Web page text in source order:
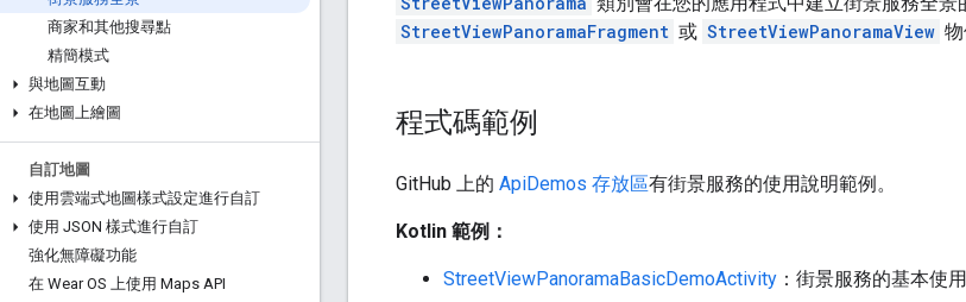
商家和其他搜尋點
精簡模式
與地圖互動
在地圖上繪圖
自訂地圖
使用雲端式地圖樣式設定進行自訂
使用 JSON 樣式進行自訂
強化無障礙功能
在 Wear OS 上使用 Maps API
StreetViewPanoramaFragment 或 StreetViewPanoramaView 物
程式碼範例
GitHub 上的 ApiDemos 存放區有街景服務的使用說明範例。
Kotlin 範例：
StreetViewPanoramaBasicDemoActivity ：街景服務的基本使